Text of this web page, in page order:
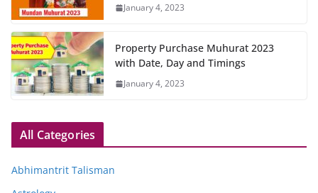
January 4, 2023
Property Purchase Muhurat 2023
with Date, Day and Timings
January 4, 2023
All Categories
Abhimantrit Talisman